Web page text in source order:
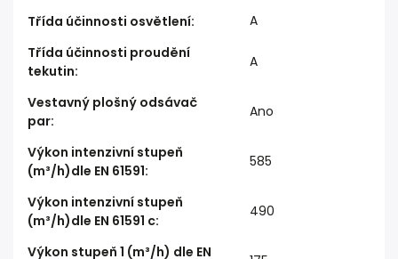
Třída účinnosti osvětlení:
A
Třída účinnosti proudění
tekutin:
A
Vestavný plošný odsávač
par:
Ano
Výkon intenzivní stupeň
(m³/h)dle EN 61591:
585
Výkon intenzivní stupeň
(m³/h)dle EN 61591 c:
490
Výkon stupeň 1 (m³/h) dle EN